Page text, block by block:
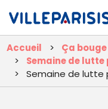
Accueil Ça bouge
Semaine de
Semaine de lutte